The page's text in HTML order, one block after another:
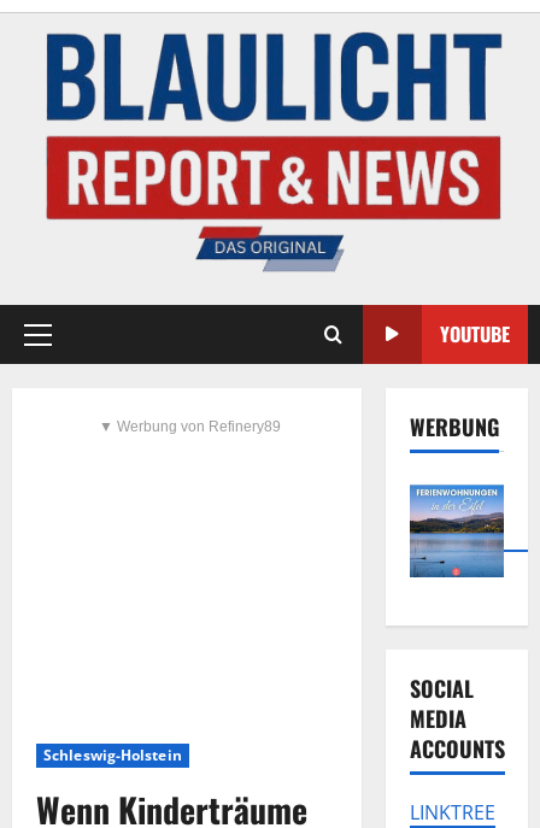
YOUTUBE
▼ Werbung von Refinery89
Schleswig-Holstein
Wenn Kinderträume
WERBUNG
SOCIAL
MEDIA
ACCOUNTS
LINKTREE